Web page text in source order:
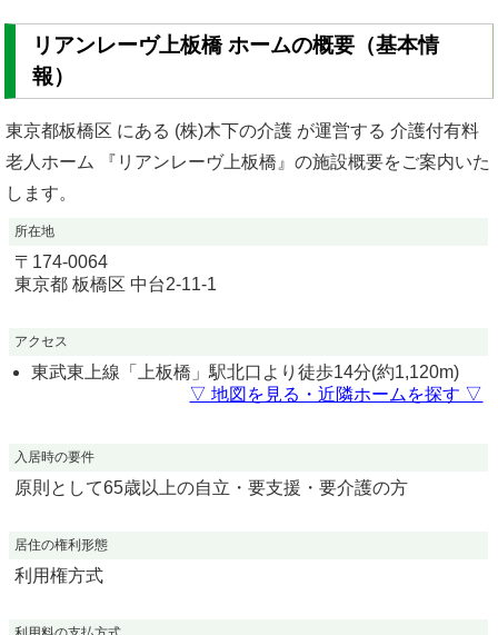
リアンレーヴ上板橋 ホームの概要（基本情
報）
東京都板橋区 にある (株)木下の介護 が運営する 介護付有料
老人ホーム 『リアンレーヴ上板橋』の施設概要をご案内いた
します。
所在地
〒 174-0064
東京都 板橋区 中台2-11-1
アクセス
東武東上線「上板橋」駅北口より徒歩14分(約1,120m)
▽ 地図を見る・近隣ホームを探す ▽
入居時の要件
原則として65歳以上の自立・要支援・要介護の方
居住の権利形態
利用権方式